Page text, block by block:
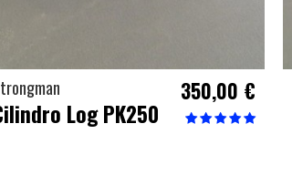
Log PK250
350,00 €